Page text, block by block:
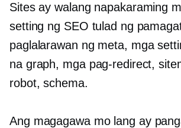
Sites ay walang napakaraming
setting ng SEO tulad ng
paglalarawan ng meta, mga
na graph, mga pag-redirect,
robot, schema.
Ang magagawa mo lang ay